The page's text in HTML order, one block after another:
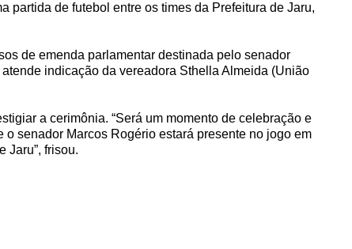
partida de futebol entre os times da Prefeitura de Jaru,
de emenda parlamentar destinada pelo senador
indicação da vereadora Sthella Almeida (União
a cerimônia. “Será um momento de celebração e
senador Marcos Rogério estará presente no jogo em
Jaru”, frisou.